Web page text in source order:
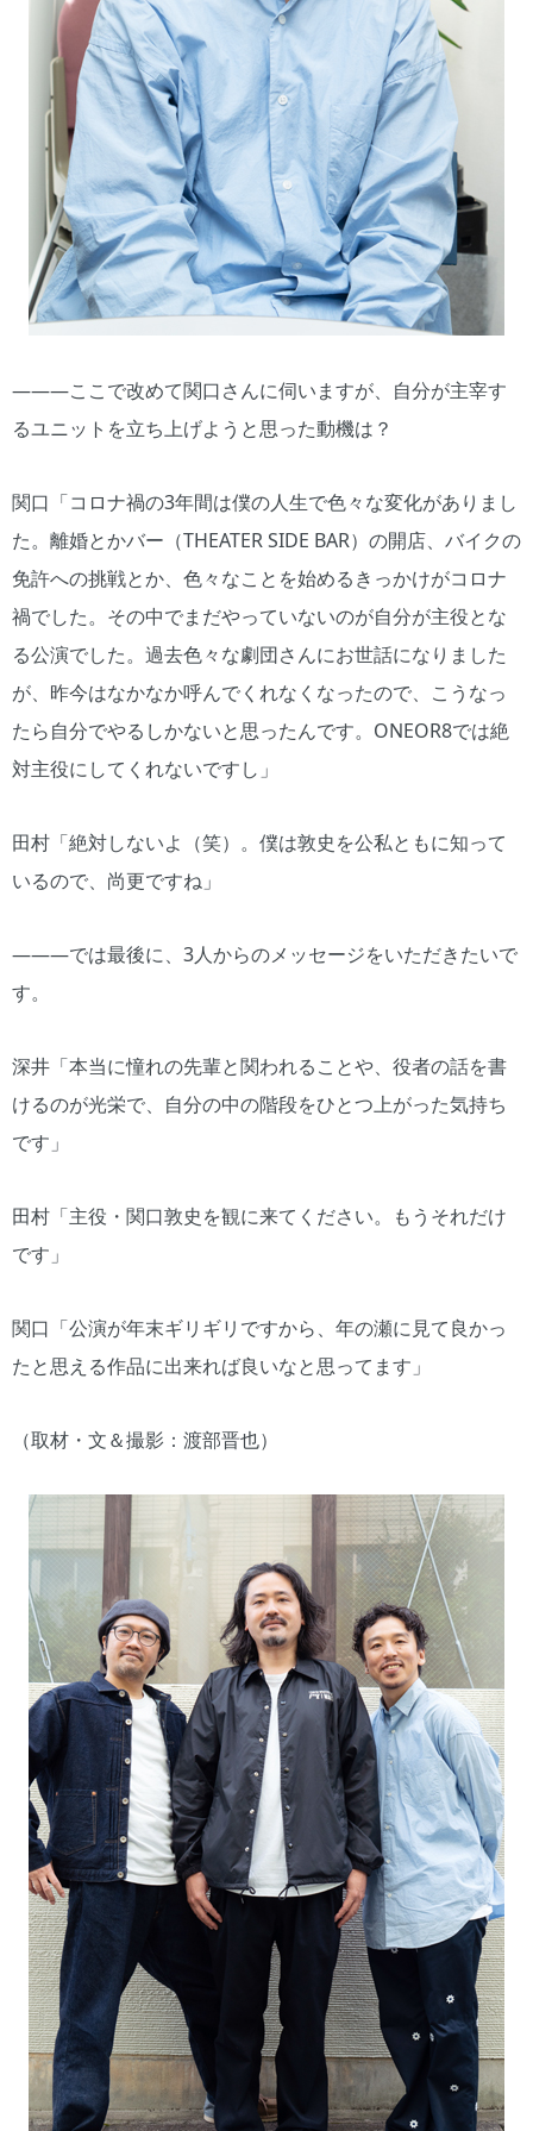
―――ここで改めて関口さんに伺いますが、自分が主宰す
るユニットを立ち上げようと思った動機は？
関口「コロナ禍の3年間は僕の人生で色々な変化がありまし
た。離婚とかバー（THEATER SIDE BAR）の開店、バイクの
免許への挑戦とか、色々なことを始めるきっかけがコロナ
禍でした。その中でまだやっていないのが自分が主役とな
る公演でした。過去色々な劇団さんにお世話になりました
が、昨今はなかなか呼んでくれなくなったので、こうなっ
たら自分でやるしかないと思ったんです。ONEOR8では絶
対主役にしてくれないですし」
田村「絶対しないよ（笑）。僕は敦史を公私ともに知って
いるので、尚更ですね」
―――では最後に、3人からのメッセージをいただきたいで
す。
深井「本当に憧れの先輩と関われることや、役者の話を書
けるのが光栄で、自分の中の階段をひとつ上がった気持ち
です」
田村「主役・関口敦史を観に来てください。もうそれだけ
です」
関口「公演が年末ギリギリですから、年の瀬に見て良かっ
たと思える作品に出来れば良いなと思ってます」
（取材・文＆撮影：渡部晋也）